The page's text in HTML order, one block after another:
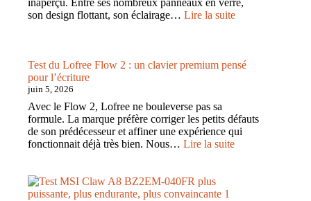
clavier
108
doux
et
son design flottant, son éclairage… Lire la suite:
CFV235
boîtier
PC
premium
Test du Lofree Flow 2 : un clavier premium pensé
pour l’écriture
juin 5, 2026
Avec le Flow 2, Lofree ne bouleverse pas sa
formule. La marque préfère corriger les petits défauts
de son prédécesseur et affiner une expérience qui
fonctionnait déjà très bien. Nous… Lire la suite: